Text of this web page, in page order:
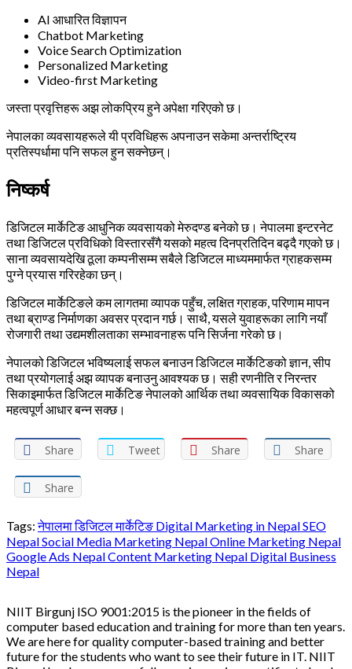
AI आधारित विज्ञापन
Chatbot Marketing
Voice Search Optimization
Personalized Marketing
Video-first Marketing
जस्ता प्रवृत्तिहरू अझ लोकप्रिय हुने अपेक्षा गरिएको छ।
नेपालका व्यवसायहरूले यी प्रविधिहरू अपनाउन सकेमा अन्तर्राष्ट्रिय
प्रतिस्पर्धामा पनि सफल हुन सक्नेछन्।
निष्कर्ष
डिजिटल मार्केटिङ आधुनिक व्यवसायको मेरुदण्ड बनेको छ। नेपालमा इन्टरनेट
तथा डिजिटल प्रविधिको विस्तारसँगै यसको महत्व दिनप्रतिदिन बढ्दै गएको छ।
साना व्यवसायदेखि ठूला कम्पनीसम्म सबैले डिजिटल माध्यममार्फत ग्राहकसम्म
पुग्ने प्रयास गरिरहेका छन्।
डिजिटल मार्केटिङले कम लागतमा व्यापक पहुँच, लक्षित ग्राहक, परिणाम मापन
तथा ब्राण्ड निर्माणका अवसर प्रदान गर्छ। साथै, यसले युवाहरूका लागि नयाँ
रोजगारी तथा उद्यमशीलताका सम्भावनाहरू पनि सिर्जना गरेको छ।
नेपालको डिजिटल भविष्यलाई सफल बनाउन डिजिटल मार्केटिङको ज्ञान, सीप
तथा प्रयोगलाई अझ व्यापक बनाउनु आवश्यक छ। सही रणनीति र निरन्तर
सिकाइमार्फत डिजिटल मार्केटिङ नेपालको आर्थिक तथा व्यवसायिक विकासको
महत्वपूर्ण आधार बन्न सक्छ।
Share Tweet Share Share
Share
Tags:नेपालमा डिजिटल मार्केटिङ Digital Marketing in Nepal SEO
Nepal Social Media Marketing Nepal Online Marketing Nepal
Google Ads Nepal Content Marketing Nepal Digital Business
Nepal
NIIT Birgunj ISO 9001:2015 is the pioneer in the fields of
computer based education and training for more than ten years.
We are here for quality computer-based training and better
future for the students who want to see their future in IT. NIIT